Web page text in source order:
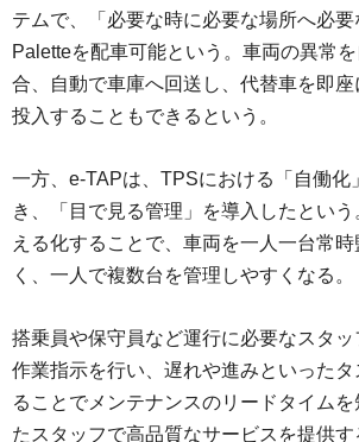
テムで、「必要な時に必要な場所へ必
Paletteを配車可能という。車両の異常
合、自動で車庫へ回送し、代替車を即
投入することもできるという。
一方、e-TAPは、TPSにおける「自働化
き、「目で見る管理」を導入したとい
える化することで、車両を一人一台常
く、一人で複数台を管理しやすくなる。
搭乗員や保守員など運行に必要なスタ
作業指示を行い、遅れや進みといった
ることでメンテナンスのリードタイム
たスタッフで高品質なサービスを提供